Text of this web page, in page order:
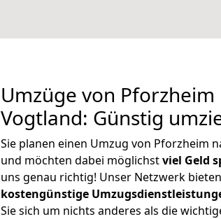
Umzüge von Pforzheim
Vogtland: Günstig
Sie planen einen Umzug von Pforzheim
und möchten dabei möglichstviel Geld
uns genau richtig! Unser Netzwerk
kostengünstige
Sie sich um nichts anderes als die